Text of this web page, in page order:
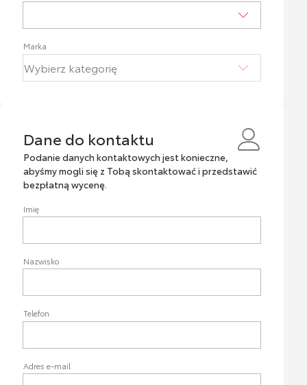
Marka
Dane do kontaktu
Dane do kontaktu
Podanie danych kontaktowych jest konieczne,
abyśmy mogli się z Tobą skontaktować i przedstawić
bezpłatną wycenę.
Imię
Nazwisko
Telefon
Adres e-mail